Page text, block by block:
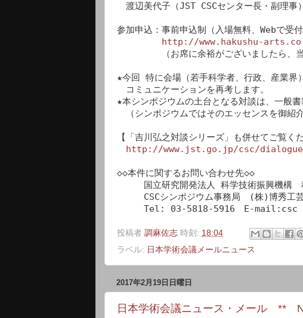
渡辺美代子（JST CSCセンター長・副理事）
参加申込：事前申込制（入場無料、Webで受付
http://www.hakushu-
（お席に余裕がございましたら、当日
★今回 特に会場（若手科学者、行政、産業界
コミュニケーションを再考します。
★本シンポジウムの土台となる対談は、一般書
（シンポジウムではそのエッセンスを御紹介
【「吉川弘之対談シリーズ」も併せてご覧くだ
http://www.jst.go.jp/csc/
◇◇本件に関するお問い合わせ先◇◇
国立研究開発法人 科学技術振興機構　
CSCシンポジウム事務局　(株)博秀工
投稿者 調麻佐志 時刻: 18:04
ラベル: 日本学術会議メールニュース
2017年2月19日日曜日
日本学術会議ニュース・メール **